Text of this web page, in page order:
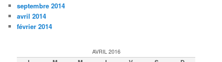
septembre 2014
avril 2014
février 2014
AVRIL 2016